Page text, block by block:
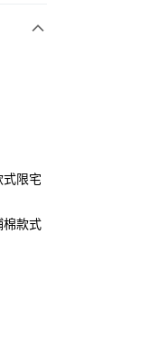
限宅
棉款式